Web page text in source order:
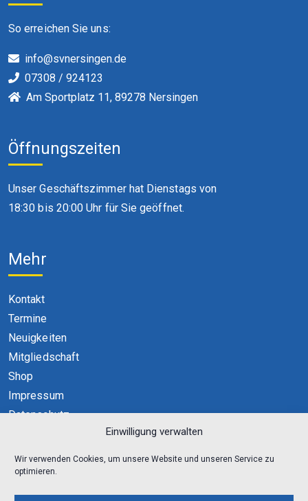
Einwilligung verwalten
Wir verwenden Cookies, um unsere Website und unseren Service zu
optimieren.
So erreichen Sie uns:
info@svnersingen.de
07308 / 924123
Am Sportplatz 11, 89278 Nersingen
Öffnungszeiten
Unser Geschäftszimmer hat Dienstags von
18:30 bis 20:00 Uhr für Sie geöffnet.
Mehr
Kontakt
Termine
Neuigkeiten
Mitgliedschaft
Shop
Impressum
Datenschutz
Cookie-Richtlinie (EU)